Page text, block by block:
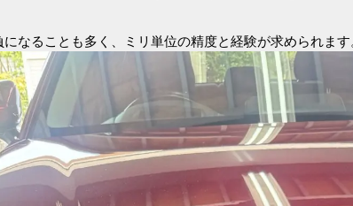
なることも多く、ミリ単位の精度と経験が求められます